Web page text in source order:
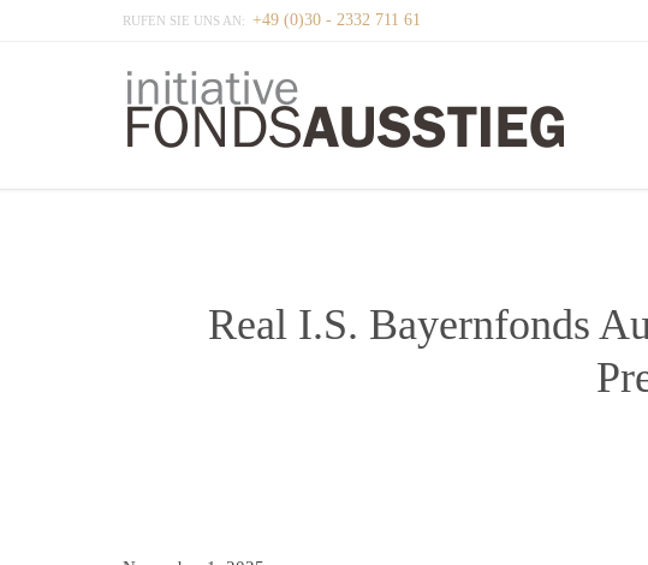
RUFEN SIE UNS AN: +49 (0)30 - 2332 711 61
Real I.S. Bayernfonds